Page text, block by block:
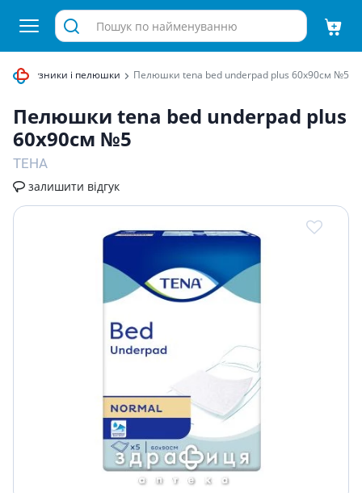
підгузники і пелюшки Пелюшки tena bed underpad plus 60х90см №5
Пелюшки tena bed underpad plus
60х90см №5
ТЕНА
залишити відгук